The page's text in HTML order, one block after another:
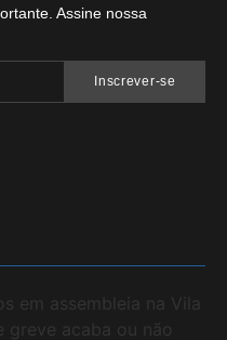
Assine nossa
Inscrever-se